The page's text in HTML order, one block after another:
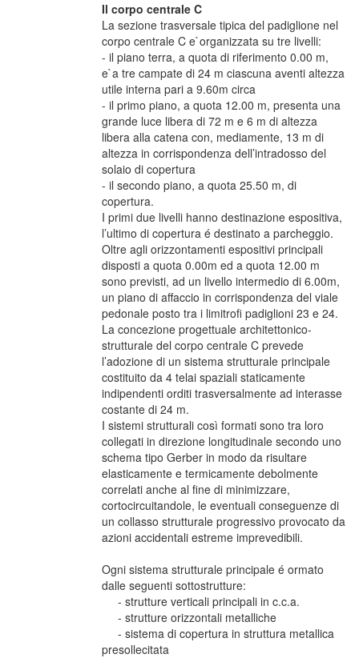
Il corpo centrale C
La sezione trasversale tipica del padiglione nel
corpo centrale C e`organizzata su tre livelli:
- il piano terra, a quota di riferimento 0.00 m,
e`a tre campate di 24 m ciascuna aventi altezza
utile interna pari a 9.60m circa
- il primo piano, a quota 12.00 m, presenta una
grande luce libera di 72 m e 6 m di altezza
libera alla catena con, mediamente, 13 m di
altezza in corrispondenza dell’intradosso del
solaio di copertura
- il secondo piano, a quota 25.50 m, di
copertura.
I primi due livelli hanno destinazione espositiva,
l’ultimo di copertura é destinato a parcheggio.
Oltre agli orizzontamenti espositivi principali
disposti a quota 0.00m ed a quota 12.00 m
sono previsti, ad un livello intermedio di 6.00m,
un piano di affaccio in corrispondenza del viale
pedonale posto tra i limitrofi padiglioni 23 e 24.
La concezione progettuale architettonico-
strutturale del corpo centrale C prevede
l’adozione di un sistema strutturale principale
costituito da 4 telai spaziali staticamente
indipendenti orditi trasversalmente ad interasse
costante di 24 m.
I sistemi strutturali così formati sono tra loro
collegati in direzione longitudinale secondo uno
schema tipo Gerber in modo da risultare
elasticamente e termicamente debolmente
correlati anche al fine di minimizzare,
cortocircuitandole, le eventuali conseguenze di
un collasso strutturale progressivo provocato da
azioni accidentali estreme imprevedibili.
Ogni sistema strutturale principale é ormato
dalle seguenti sottostrutture:
- strutture verticali principali in c.c.a.
- strutture orizzontali metalliche
- sistema di copertura in struttura metallica
presollecitata